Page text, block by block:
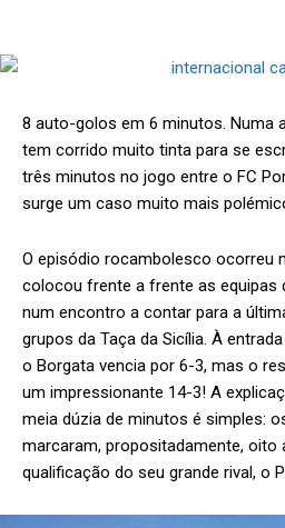
8 auto-golos em 6 minutos. Numa
tem corrido muito tinta para se
três minutos no jogo entre o FC
surge um caso muito mais
O episódio rocambolesco ocorreu
colocou frente a frente as equipas
num encontro a contar para a
grupos da Taça da Sicília. À
o Borgata vencia por 6-3, mas o
um impressionante 14-3! A
meia dúzia de minutos é simples:
marcaram, propositadamente, oito
qualificação do seu grande rival, o